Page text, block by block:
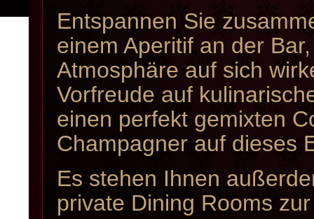
Entspannen Sie
einem Aperitif an der
Atmosphäre auf sich
Vorfreude auf
einen perfekt gemixten
Champagner auf dieses
Es stehen Ihnen
private Dining Rooms